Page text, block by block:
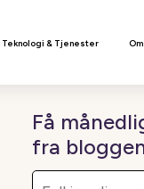
Teknologi & Tjenester
Få
fra